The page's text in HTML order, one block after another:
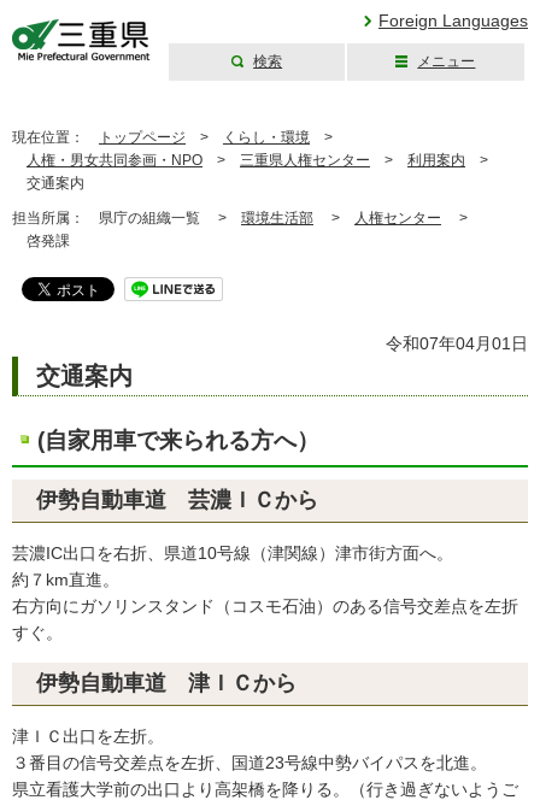
Foreign Languages
検索 メニュー
現在位置： トップページ > くらし・環境 >
人権・男女共同参画・NPO > 三重県人権センター > 利用案内 >
交通案内
担当所属： 県庁の組織一覧 > 環境生活部 > 人権センター >
啓発課
令和07年04月01日
交通案内
(自家用車で来られる方へ）
伊勢自動車道 芸濃ＩＣから
芸濃IC出口を右折、県道10号線（津関線）津市街方面へ。
約７km直進。
右方向にガソリンスタンド（コスモ石油）のある信号交差点を左折
すぐ。
伊勢自動車道 津ＩＣから
津ＩＣ出口を左折。
３番目の信号交差点を左折、国道23号線中勢バイパスを北進。
県立看護大学前の出口より高架橋を降りる。（行き過ぎないようご